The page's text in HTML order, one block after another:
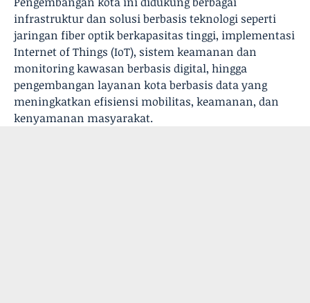
infrastruktur dan solusi berbasis teknologi seperti
jaringan fiber optik berkapasitas tinggi, implementasi
Internet of Things (IoT), sistem keamanan dan
monitoring kawasan berbasis digital, hingga
pengembangan layanan kota berbasis data yang
meningkatkan efisiensi mobilitas, keamanan, dan
kenyamanan masyarakat.